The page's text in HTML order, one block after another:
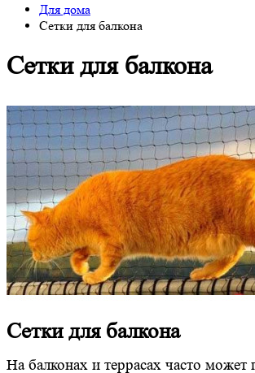
Для дома
Сетки для балкона
Сетки для балкона
Сетки для балкона
На балконах и террасах часто может